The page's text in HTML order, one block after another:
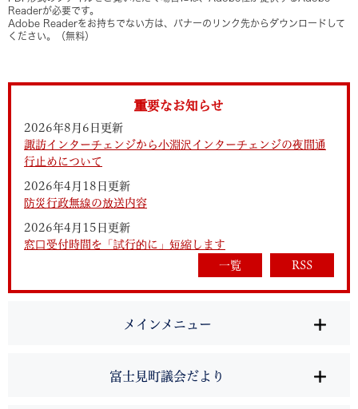
Readerが必要です。
Adobe Readerをお持ちでない方は、バナーのリンク先からダウンロードして
ください。（無料）
重要なお知らせ
2026年8月6日更新
諏訪インターチェンジから小淵沢インターチェンジの夜間通
行止めについて
2026年4月18日更新
防災行政無線の放送内容
2026年4月15日更新
窓口受付時間を「試行的に」短縮します
一覧
RSS
メインメニュー
富士見町議会だより